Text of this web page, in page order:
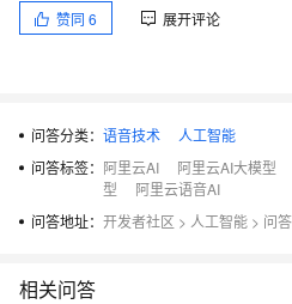
赞同 6 展开评论
问答分类： 语音技术
人工智能
问答标签： 阿里云AI 阿里云AI大模型
型
阿里云语音AI
问答地址： 开发者社区 > 人工智能 > 问答
相关问答